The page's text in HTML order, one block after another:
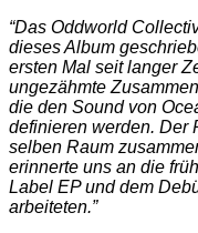
“Das Oddworld
dieses Album
ersten Mal seit langer
ungezähmte
die den Sound von
definieren werden. Der
selben Raum
erinnerte uns an die
Label EP und dem
arbeiteten.”